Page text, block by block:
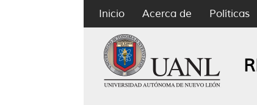
Inicio Acerca de Políticas